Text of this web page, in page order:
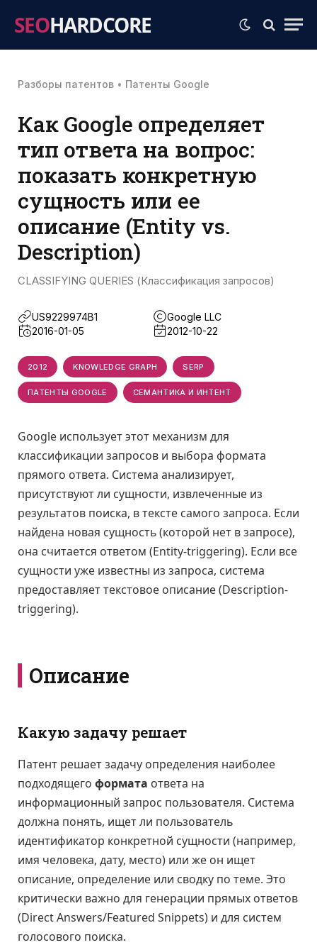
SEOHARDCORE
Разборы патентов • Патенты Google
Как Google определяет
тип ответа на вопрос:
показать конкретную
сущность или ее
описание (Entity vs.
Description)
CLASSIFYING QUERIES (Классификация запросов)
US9229974B1
Google LLC
2016-01-05
2012-10-22
2012 KNOWLEDGE GRAPH SERP
ПАТЕНТЫ GOOGLE СЕМАНТИКА И ИНТЕНТ
Google использует этот механизм для
классификации запросов и выбора формата
прямого ответа. Система анализирует,
присутствуют ли сущности, извлеченные из
результатов поиска, в тексте самого запроса. Если
найдена новая сущность (которой нет в запросе),
она считается ответом (Entity-triggering). Если все
сущности уже известны из запроса, система
предоставляет текстовое описание (Description-
triggering).
Описание
Какую задачу решает
Патент решает задачу определения наиболее
подходящего формата ответа на
информационный запрос пользователя. Система
должна понять, ищет ли пользователь
идентификатор конкретной сущности (например,
имя человека, дату, место) или же он ищет
описание, определение или сводку по теме. Это
критически важно для генерации прямых ответов
(Direct Answers/Featured Snippets) и для систем
голосового поиска.